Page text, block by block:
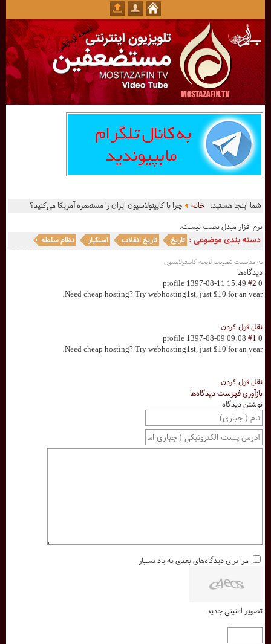
شما اینجا هستید:خانه
چرا با کاپیتولاسیون ایران را مستعمره آمریکا می‌کنید؟
نرم افزار مبدل نصب نیست.
دسته بندی موضوعی : تاریخ تاریخ انقلاب استکبار نظام سلطه
به مناسبت تصویب لایحه کاپیتولاسیون
دیدگاه‌ها
0
#2
profile 1397-08-11 15:49
Need cheap hosting? Try webhosting1st, just $10 for an year.
نقل قول کردن
0
#1
profile 1397-08-09 09:08
Need cheap hosting? Try webhosting1st, just $10 for an year.
نقل قول کردن
بازآوری فهرست دیدگاه‌ها
نوشتن دیدگاه
مرا برای دیدگاه‌های بعدی به یاد بسپار
تصویر امنیتی جدید